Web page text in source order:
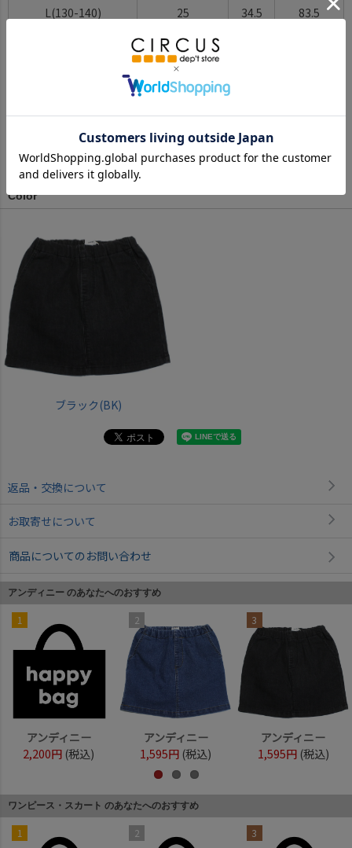
L(130-140) 25 34.5
83.5
26
※BCはバックセンター（首から裾までの後中心）です。
※SNPはサイドネックポイント（肩から裾までの直線で計測した長
サイズ詳細について
Color
ブラック(BK)
返品・交換について
お取寄せについて
商品についてのお問い合わせ
アンディニー のあなたへのおすすめ
1
アンディニー
2,200円 (税込)
2
アンディニー
1,595円 (税込)
3
アンディニー
1,595円 (税込)
ワンピース・スカート のあなたへのおすすめ
1 2 3